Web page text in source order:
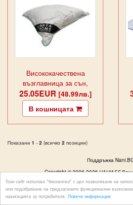
Този сайт използва "бисквитки" с цел позволяване на
или подобряване на предлаганите функционални
навигацията за потребителя. Повече информация
Висококачествена
възглавница за сън,
Бамбук
25.05EUR [48.99лв.]
В кошницата
Показани 1 - 2 (всичко 2 позиции)
Поддръжка
Copyright © 2006-2026 НАНИ.БГ